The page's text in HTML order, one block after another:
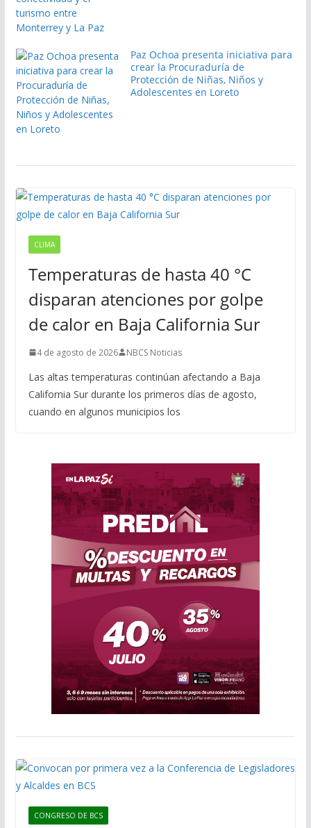
Paz Ochoa presenta iniciativa para
crear la Procuraduría de
Protección de Niñas, Niños y
Adolescentes en Loreto
CLIMA
Temperaturas de hasta 40 °C
disparan atenciones por golpe
de calor en Baja California Sur
4 de agosto de 2026 NBCS Noticias
Las altas temperaturas continúan afectando a Baja
California Sur durante los primeros días de agosto,
cuando en algunos municipios los
CONGRESO DE BCS